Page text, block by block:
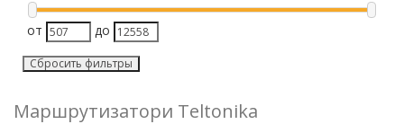
от до
Сбросить фильтры
Маршрутизатори Teltonika